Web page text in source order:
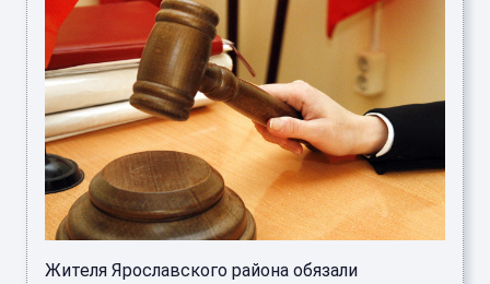
Жителя Ярославского района обязали